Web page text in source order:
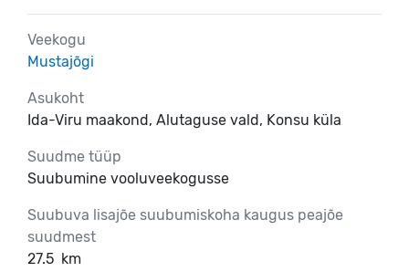
Veekogu
Mustajõgi
Asukoht
Ida-Viru maakond, Alutaguse vald, Konsu küla
Suudme tüüp
Suubumine vooluveekogusse
Suubuva lisajõe suubumiskoha kaugus peajõe
suudmest
27.5 km